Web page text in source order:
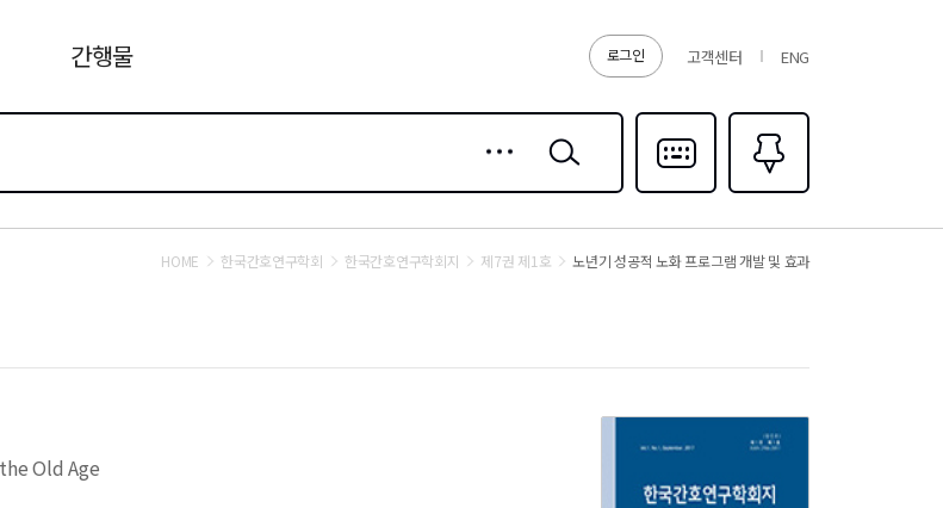
로그인 고객센터 ENG
간행물
검색
다국어입력
즐겨찾기0
HOME 한국간호연구학회 한국간호연구학회지 제7권 제1호 노년기 성공적 노화 프로그램 개발 및 효과
Old Age